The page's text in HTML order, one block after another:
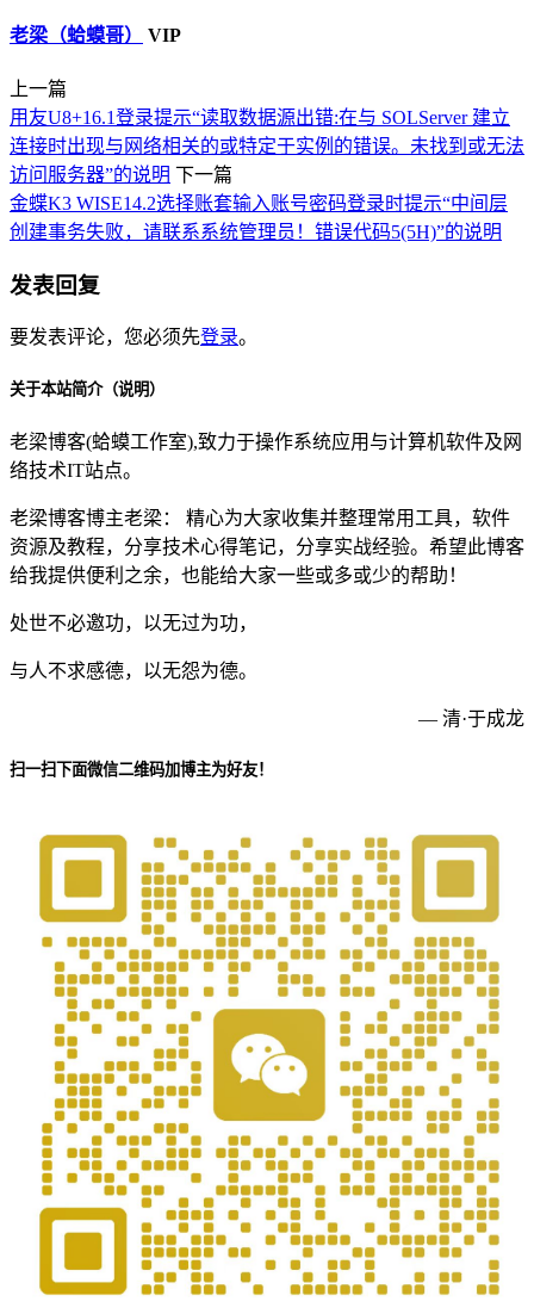
老梁（蛤蟆哥） VIP
上一篇
用友U8+16.1登录提示“读取数据源出错:在与 SOLServer 建立
连接时出现与网络相关的或特定于实例的错误。未找到或无法
访问服务器”的说明 下一篇
金蝶K3 WISE14.2选择账套输入账号密码登录时提示“中间层
创建事务失败，请联系系统管理员！错误代码5(5H)”的说明
发表回复
要发表评论，您必须先登录。
关于本站简介（说明）
老梁博客(蛤蟆工作室),致力于操作系统应用与计算机软件及网
络技术IT站点。
老梁博客博主老梁： 精心为大家收集并整理常用工具，软件
资源及教程，分享技术心得笔记，分享实战经验。希望此博客
给我提供便利之余，也能给大家一些或多或少的帮助！
处世不必邀功，以无过为功，
与人不求感德，以无怨为德。
— 清·于成龙
扫一扫下面微信二维码加博主为好友！